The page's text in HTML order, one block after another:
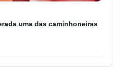
uma das caminhoneiras